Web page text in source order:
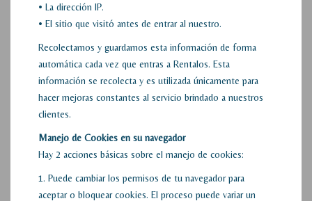
• La dirección IP.
• El sitio que visitó antes de entrar al nuestro.
Recolectamos y guardamos esta información de forma
automática cada vez que entras a Rentalos. Esta
información se recolecta y es utilizada únicamente para
hacer mejoras constantes al servicio brindado a nuestros
clientes.
Manejo de Cookies en su navegador
Hay 2 acciones básicas sobre el manejo de cookies:
1. Puede cambiar los permisos de tu navegador para
aceptar o bloquear cookies. El proceso puede variar un